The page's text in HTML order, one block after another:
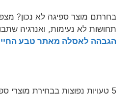
בחרתם מוצר ספיגה לא נכון?
תחושות לא נעימות, ואנרגיה
הגבהה לאסלה מאתר טבע
5 טעויות נפוצות בבחירת מוצרי